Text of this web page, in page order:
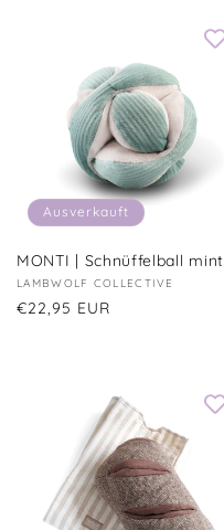
Ausverkauft
MONTI | Schnüffelball mint
Anbieter:
LAMBWOLF COLLECTIVE
Normaler
€22,95 EUR